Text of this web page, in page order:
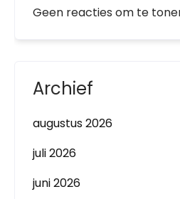
Geen reacties om te
Archief
augustus 2026
juli 2026
juni 2026